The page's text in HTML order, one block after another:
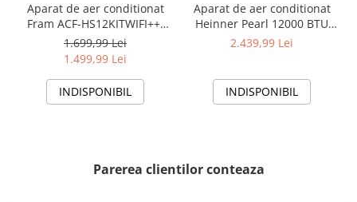
Aparat de aer conditionat
Fram ACF-HS12KITWIFI++,
12000 BTU, Wifi, Kit
instalare inclus, Functie
1.699,99 Lei
1.499,99 Lei
INDISPONIBIL
Aparat de aer conditionat
Heinner Pearl 12000 BTU
Wi-Fi, Clasa A+++/A+++, AI
alb
2.439,99 Lei
INDISPONIBIL
Parerea clientilor conteaza